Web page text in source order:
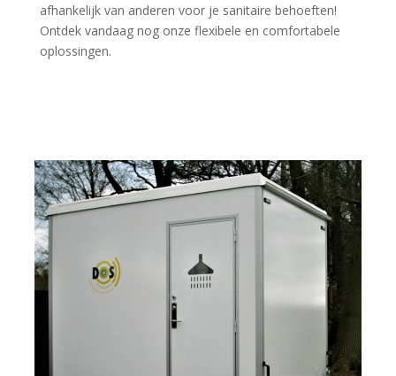
afhankelijk van anderen voor je sanitaire behoeften!
Ontdek vandaag nog onze flexibele en comfortabele
oplossingen.